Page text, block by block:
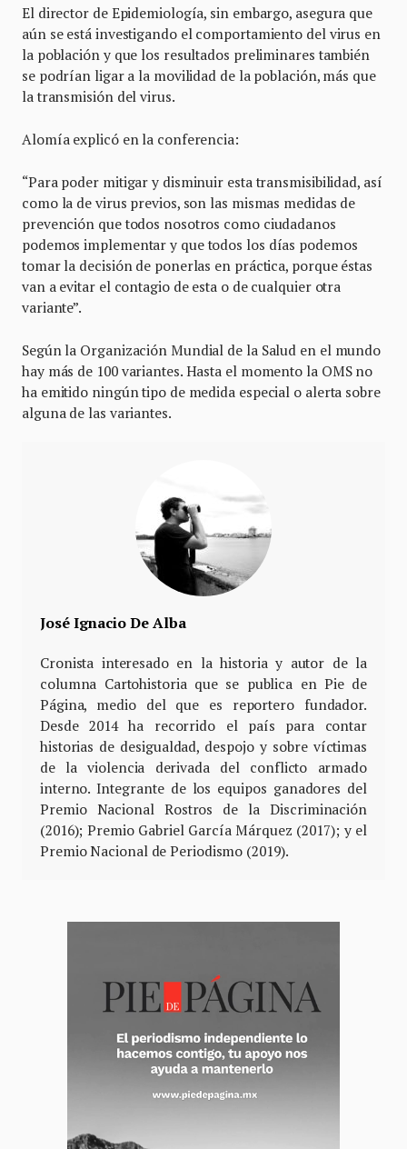
El director de Epidemiología, sin embargo, asegura que
aún se está investigando el comportamiento del virus en
la población y que los resultados preliminares también
se podrían ligar a la movilidad de la población, más que
la transmisión del virus.
Alomía explicó en la conferencia:
“Para poder mitigar y disminuir esta transmisibilidad, así
como la de virus previos, son las mismas medidas de
prevención que todos nosotros como ciudadanos
podemos implementar y que todos los días podemos
tomar la decisión de ponerlas en práctica, porque éstas
van a evitar el contagio de esta o de cualquier otra
variante”.
Según la Organización Mundial de la Salud en el mundo
hay más de 100 variantes. Hasta el momento la OMS no
ha emitido ningún tipo de medida especial o alerta sobre
alguna de las variantes.
José Ignacio De Alba
Cronista interesado en la historia y autor de la
columna Cartohistoria que se publica en Pie de
Página, medio del que es reportero fundador.
Desde 2014 ha recorrido el país para contar
historias de desigualdad, despojo y sobre víctimas
de la violencia derivada del conflicto armado
interno. Integrante de los equipos ganadores del
Premio Nacional Rostros de la Discriminación
(2016); Premio Gabriel García Márquez (2017); y el
Premio Nacional de Periodismo (2019).